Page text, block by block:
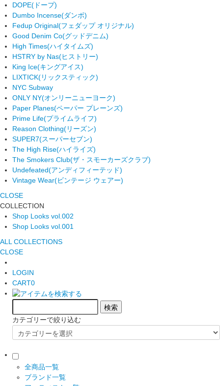
DOPE(ドープ)
Dumbo Incense(ダンボ)
Fedup Original(フェダップ オリジナル)
Good Denim Co(グッドデニム)
High Times(ハイタイムズ)
HSTRY by Nas(ヒストリー)
King Ice(キングアイス)
LIXTICK(リックスティック)
NYC Subway
ONLY NY(オンリーニューヨーク)
Paper Planes(ペーパー プレーンズ)
Prime Life(プライムライフ)
Reason Clothing(リーズン)
SUPER7(スーパーセブン)
The High Rise(ハイライズ)
The Smokers Club(ザ・スモーカーズクラブ)
Undefeated(アンディフィーテッド)
Vintage Wear(ビンテージ ウェアー)
CLOSE
COLLECTION
Shop Looks vol.002
Shop Looks vol.001
ALL COLLECTIONS
CLOSE
LOGIN
CART0
カテゴリーで絞り込む
全商品一覧
ブランド一覧